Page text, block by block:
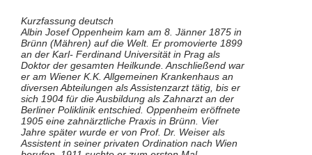
Kurzfassung deutsch
Albin Josef Oppenheim kam am 8. Jänner 1875 in
Brünn (Mähren) auf die Welt. Er promovierte 1899
an der Karl- Ferdinand Universität in Prag als
Doktor der gesamten Heilkunde. Anschließend war
er am Wiener K.K. Allgemeinen Krankenhaus an
diversen Abteilungen als Assistenzarzt tätig, bis er
sich 1904 für die Ausbildung als Zahnarzt an der
Berliner Poliklinik entschied. Oppenheim eröffnete
1905 eine zahnärztliche Praxis in Brünn. Vier
Jahre später wurde er von Prof. Dr. Weiser als
Assistent in seiner privaten Ordination nach Wien